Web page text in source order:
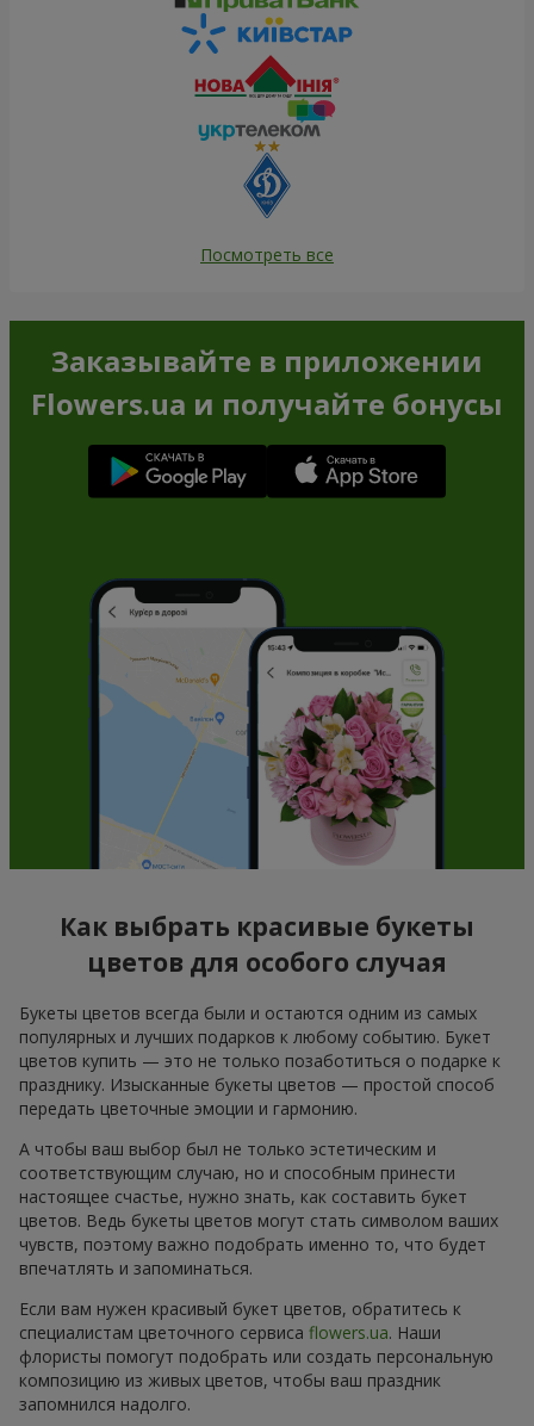
Посмотреть все
Заказывайте в приложении
Flowers.ua и получайте бонусы
Как выбрать красивые букеты
цветов для особого случая
Букеты цветов всегда были и остаются одним из самых
популярных и лучших подарков к любому событию. Букет
цветов купить — это не только позаботиться о подарке к
празднику. Изысканные букеты цветов — простой способ
передать цветочные эмоции и гармонию.
А чтобы ваш выбор был не только эстетическим и
соответствующим случаю, но и способным принести
настоящее счастье, нужно знать, как составить букет
цветов. Ведь букеты цветов могут стать символом ваших
чувств, поэтому важно подобрать именно то, что будет
впечатлять и запоминаться.
Если вам нужен красивый букет цветов, обратитесь к
специалистам цветочного сервиса flowers.ua. Наши
флористы помогут подобрать или создать персональную
композицию из живых цветов, чтобы ваш праздник
запомнился надолго.